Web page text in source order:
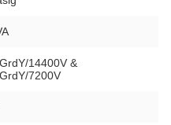
14400V &
7200V